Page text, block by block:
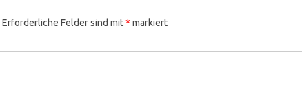
Erforderliche Felder sind mit* markiert